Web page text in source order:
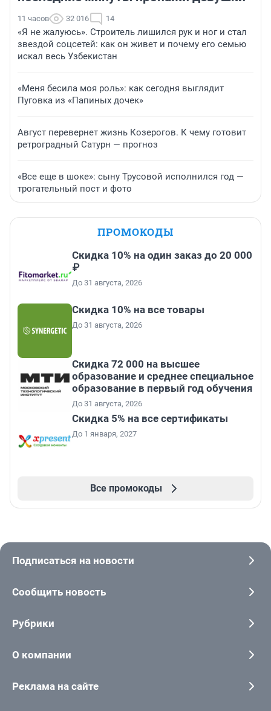
11 часов 32 016 14
«Я не жалуюсь». Строитель лишился рук и ног и стал
звездой соцсетей: как он живет и почему его семью
искал весь Узбекистан
«Меня бесила моя роль»: как сегодня выглядит
Пуговка из «Папиных дочек»
Август перевернет жизнь Козерогов. К чему готовит
ретроградный Сатурн — прогноз
«Все еще в шоке»: сыну Трусовой исполнился год —
трогательный пост и фото
ПРОМОКОДЫ
Скидка 10% на один заказ до 20 000
₽
До 31 августа, 2026
Скидка 10% на все товары
До 31 августа, 2026
Скидка 72 000 на высшее
образование и среднее специальное
образование в первый год обучения
До 31 августа, 2026
Скидка 5% на все сертификаты
До 1 января, 2027
Все промокоды
Подписаться на новости
Сообщить новость
Рубрики
О компании
Реклама на сайте